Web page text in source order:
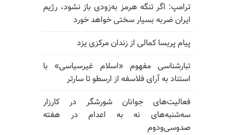
ترامپ: اگر تنگه هرمز به‌زودی باز نشود، رژیم
ایران ضربه بسیار سختی خواهد خورد
پیام پریسا کمالی از زندان مرکزی یزد
تبارشناسی مفهوم «اسلام غیرسیاسی» با
استناد به آرای فلاسفه از ارسطو تا سارتر
فعالیت‌های جوانان شورشگر در کارزار
سه‌شنبه‌های نه به اعدام در هفته
صدوسی‌و‌دوم